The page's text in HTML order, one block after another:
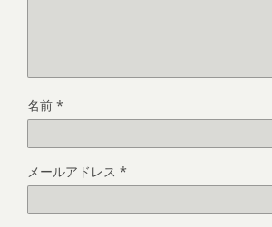
名前 *
メールアドレス *